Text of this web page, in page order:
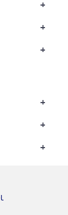
+
+
+
+
+
+